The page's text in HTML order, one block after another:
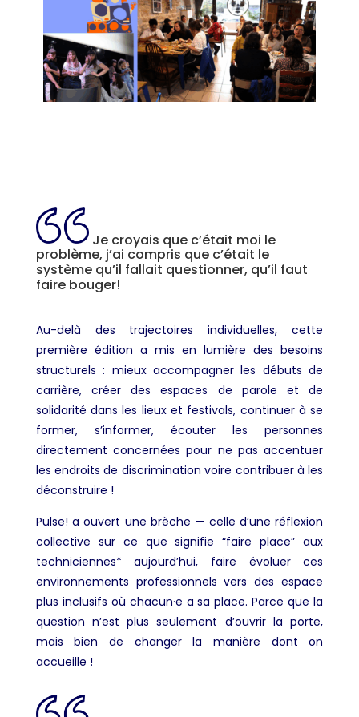
Je croyais que c’était moi le
problème, j’ai compris que c’était le
système qu’il fallait questionner, qu’il faut
faire bouger!
Au-delà des trajectoires individuelles, cette
première édition a mis en lumière des besoins
structurels : mieux accompagner les débuts de
carrière, créer des espaces de parole et de
solidarité dans les lieux et festivals, continuer à se
former, s’informer, écouter les personnes
directement concernées pour ne pas accentuer
les endroits de discrimination voire contribuer à les
déconstruire !
Pulse! a ouvert une brèche — celle d’une réflexion
collective sur ce que signifie “faire place” aux
techniciennes* aujourd’hui, faire évoluer ces
environnements professionnels vers des espace
plus inclusifs où chacun·e a sa place. Parce que la
question n’est plus seulement d’ouvrir la porte,
mais bien de changer la manière dont on
accueille !